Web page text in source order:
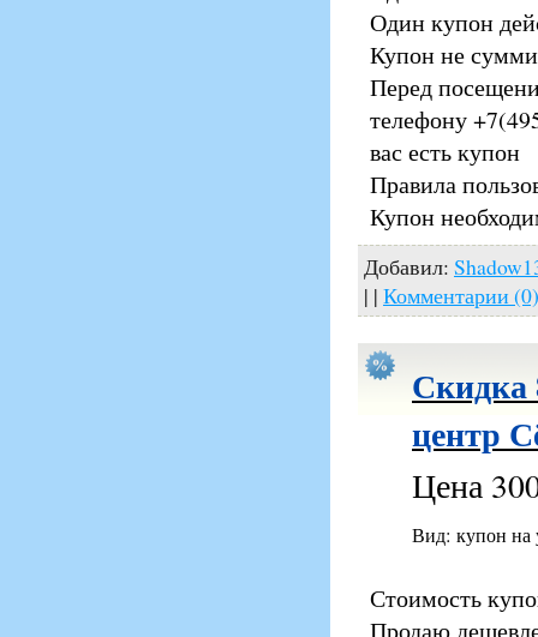
Один купон
Купон не
Перед
телефону
вас есть купон
Правила
Купон
Добавил:
| | Комментарии (0)
Скидка
центр
Цена
Вид: купон
Стоимость